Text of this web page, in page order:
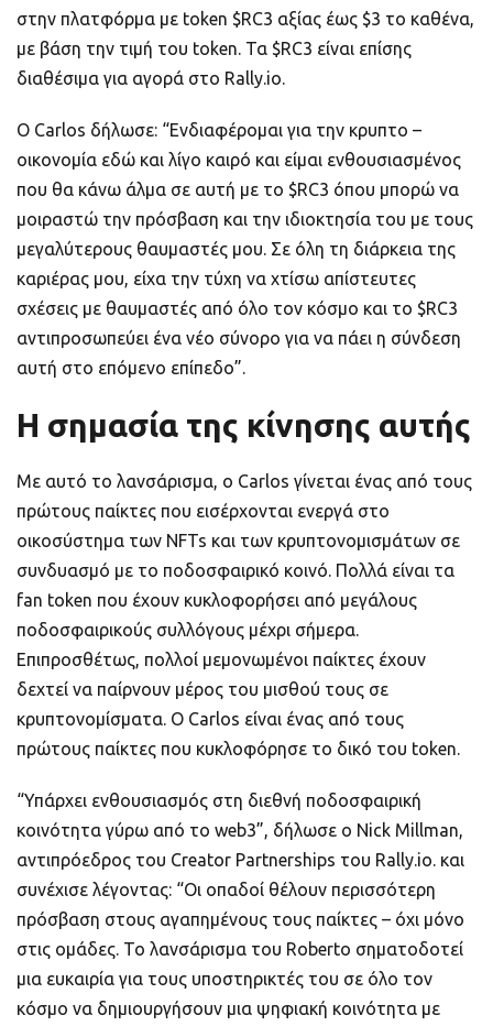
στην πλατφόρμα με token $RC3 αξίας έως $3 το καθένα,
με βάση την τιμή του token. Τα $RC3 είναι επίσης
διαθέσιμα για αγορά στο Rally.io.
O Carlos δήλωσε: “Ενδιαφέρομαι για την κρυπτο –
οικονομία εδώ και λίγο καιρό και είμαι ενθουσιασμένος
που θα κάνω άλμα σε αυτή με το $RC3 όπου μπορώ να
μοιραστώ την πρόσβαση και την ιδιοκτησία του με τους
μεγαλύτερους θαυμαστές μου. Σε όλη τη διάρκεια της
καριέρας μου, είχα την τύχη να χτίσω απίστευτες
σχέσεις με θαυμαστές από όλο τον κόσμο και το $RC3
αντιπροσωπεύει ένα νέο σύνορο για να πάει η σύνδεση
αυτή στο επόμενο επίπεδο”.
Η σημασία της κίνησης αυτής
Με αυτό το λανσάρισμα, ο Carlos γίνεται ένας από τους
πρώτους παίκτες που εισέρχονται ενεργά στο
οικοσύστημα των NFTs και των κρυπτονομισμάτων σε
συνδυασμό με το ποδοσφαιρικό κοινό. Πολλά είναι τα
fan token που έχουν κυκλοφορήσει από μεγάλους
ποδοσφαιρικούς συλλόγους μέχρι σήμερα.
Επιπροσθέτως, πολλοί μεμονωμένοι παίκτες έχουν
δεχτεί να παίρνουν μέρος του μισθού τους σε
κρυπτονομίσματα. Ο Carlos είναι ένας από τους
πρώτους παίκτες που κυκλοφόρησε το δικό του token.
“Υπάρχει ενθουσιασμός στη διεθνή ποδοσφαιρική
κοινότητα γύρω από το web3”, δήλωσε ο Nick Millman,
αντιπρόεδρος του Creator Partnerships του Rally.io. και
συνέχισε λέγοντας: “Οι οπαδοί θέλουν περισσότερη
πρόσβαση στους αγαπημένους τους παίκτες – όχι μόνο
στις ομάδες. Το λανσάρισμα του Roberto σηματοδοτεί
μια ευκαιρία για τους υποστηρικτές του σε όλο τον
κόσμο να δημιουργήσουν μια ψηφιακή κοινότητα με